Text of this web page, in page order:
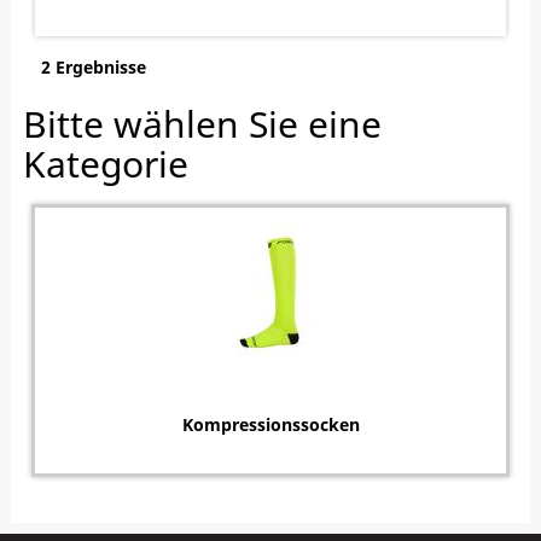
2 Ergebnisse
Bitte wählen Sie eine
Kategorie
Kompressionssocken